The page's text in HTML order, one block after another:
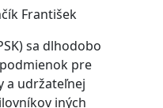
František
sa dlhodobo
pre
a udržateľnej
iných